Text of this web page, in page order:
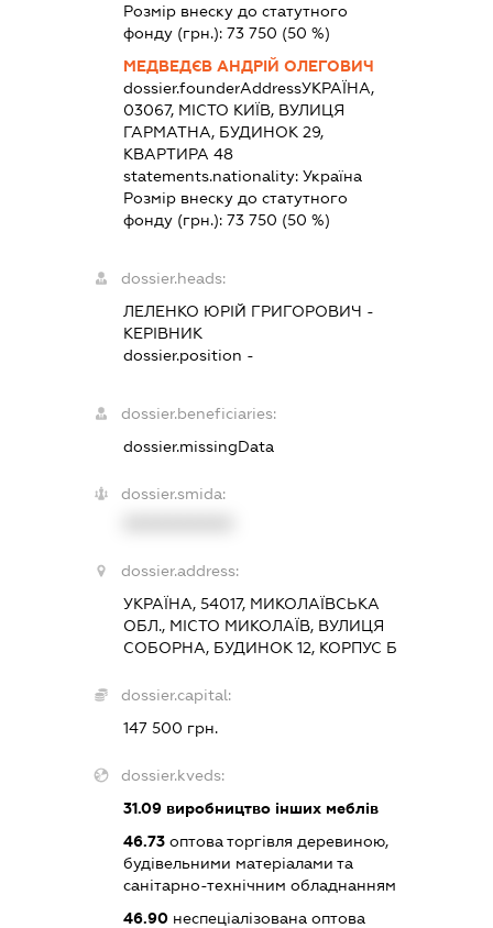
Розмір внеску до статутного
фонду (грн.): 73 750 (50 %)
МЕДВЕДЄВ АНДРІЙ ОЛЕГОВИЧ
dossier.founderAddressУКРАЇНА,
03067, МІСТО КИЇВ, ВУЛИЦЯ
ГАРМАТНА, БУДИНОК 29,
КВАРТИРА 48
statements.nationality: Україна
Розмір внеску до статутного
фонду (грн.): 73 750 (50 %)
dossier.heads:
ЛЕЛЕНКО ЮРІЙ ГРИГОРОВИЧ -
КЕРІВНИК
dossier.position -
dossier.beneficiaries:
dossier.missingData
dossier.smida:
dossier.address:
УКРАЇНА, 54017, МИКОЛАЇВСЬКА
ОБЛ., МІСТО МИКОЛАЇВ, ВУЛИЦЯ
СОБОРНА, БУДИНОК 12, КОРПУС Б
dossier.capital:
147 500 грн.
dossier.kveds:
31.09виробництво інших меблів
46.73оптова торгівля деревиною,
будівельними матеріалами та
санітарно-технічним обладнанням
46.90неспеціалізована оптова